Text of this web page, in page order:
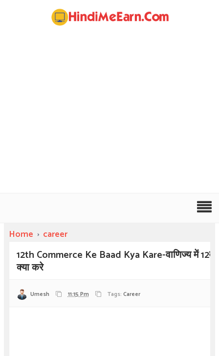
Home › career
12th Commerce Ke Baad Kya Kare-वाणिज्य में 12वी
क्या करे
Umesh 11:15 Pm Tags: Career